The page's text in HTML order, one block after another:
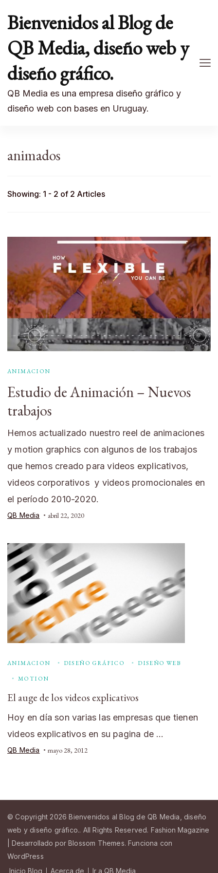
Bienvenidos al Blog de
QB Media, diseño web y
diseño gráfico.
QB Media es una empresa diseño gráfico y
diseño web con bases en Uruguay.
animados
Showing: 1 - 2 of 2 Articles
ANIMACION
Estudio de Animación – Nuevos
trabajos
Hemos actualizado nuestro reel de animaciones
y motion graphics con algunos de los trabajos
que hemos creado para videos explicativos,
videos corporativos y videos promocionales en
el período 2010-2020.
QB Media abril 22, 2020
ANIMACION DISEÑO GRÁFICO
DISEÑO WEB
MOTION
El auge de los videos explicativos
Hoy en día son varias las empresas que tienen
videos explicativos en su pagina de …
QB Media mayo 28, 2012
© Copyright 2026Bienvenidos al Blog de QB Media, diseño
web y diseño gráfico.. All Rights Reserved. Fashion Magazine
| Desarrollado por Blossom Themes. Funciona con
WordPress
Inicio Blog
Acerca de Ir a QB Media